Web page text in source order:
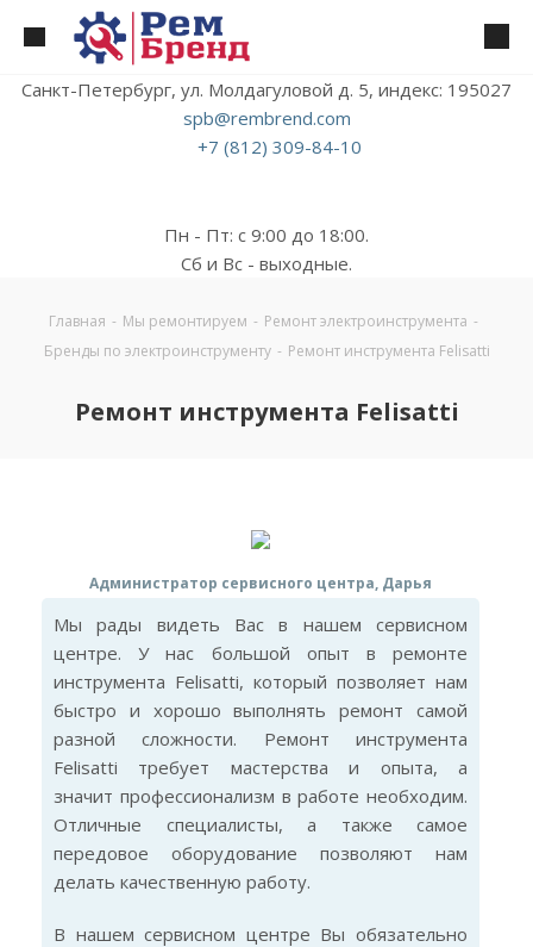
Санкт-Петербург, ул. Молдагуловой д. 5, индекс: 195027
spb@rembrend.com
+7 (812) 309-84-10
Пн - Пт: с 9:00 до 18:00.
Сб и Вс - выходные.
Главная - Мы ремонтируем - Ремонт электроинструмента -
Бренды по электроинструменту - Ремонт инструмента Felisatti
Ремонт инструмента Felisatti
Администратор сервисного центра, Дарья
Мы рады видеть Вас в нашем сервисном
центре. У нас большой опыт в ремонте
инструмента Felisatti, который позволяет нам
быстро и хорошо выполнять ремонт самой
разной сложности. Ремонт инструмента
Felisatti требует мастерства и опыта, а
значит профессионализм в работе необходим.
Отличные специалисты, а также самое
передовое оборудование позволяют нам
делать качественную работу.
В нашем сервисном центре Вы обязательно